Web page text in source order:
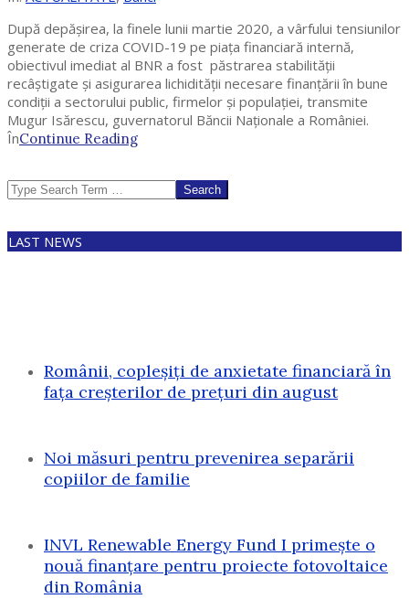
După depășirea, la finele lunii martie 2020, a vârfului tensiunilor
generate de criza COVID-19 pe piața financiară internă,
obiectivul imediat al BNR a fost păstrarea stabilităţii
recâștigate și asigurarea lichidităţii necesare finanțării în bune
condiții a sectorului public, firmelor și populației, transmite
Mugur Isărescu, guvernatorul Băncii Naţionale a României.
ÎnContinue Reading
Search
LAST NEWS
Românii, copleșiți de anxietate financiară în
fața creșterilor de prețuri din august
Noi măsuri pentru prevenirea separării
copiilor de familie
INVL Renewable Energy Fund I primește o
nouă finanțare pentru proiecte fotovoltaice
din România